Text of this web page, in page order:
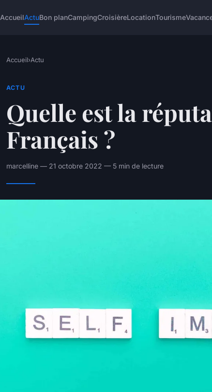
AccueilActuBon planCampingCroisièreLocationTourisme
Accueil›Actu
ACTU
Quelle est la
Français ?
marcelline — 21 octobre 2022 — 5 min de lecture